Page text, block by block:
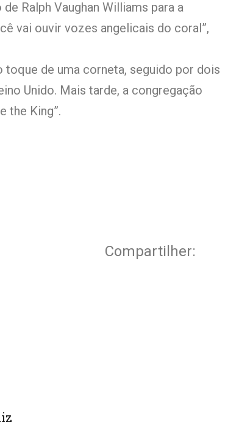
Ralph Vaughan Williams para a
vai ouvir vozes angelicais do coral”,
toque de uma corneta, seguido por dois
Unido. Mais tarde, a congregação
the King”.
Compartilher: